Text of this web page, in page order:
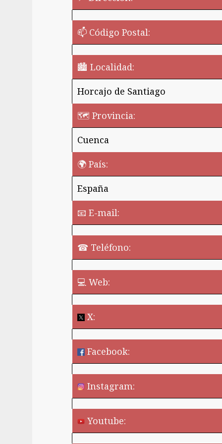
📫 Código Postal:
🏙️ Localidad:
Horcajo de Santiago
🗺 Provincia:
Cuenca
🌍 País:
España
📧 E-mail:
☎ Teléfono:
💻 Web:
X:
Facebook:
Instagram:
Youtube: